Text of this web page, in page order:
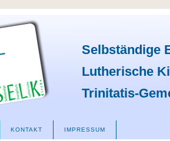
Selbständige
Lutherische
Trinitatis-
KONTAKT IMPRESSUM